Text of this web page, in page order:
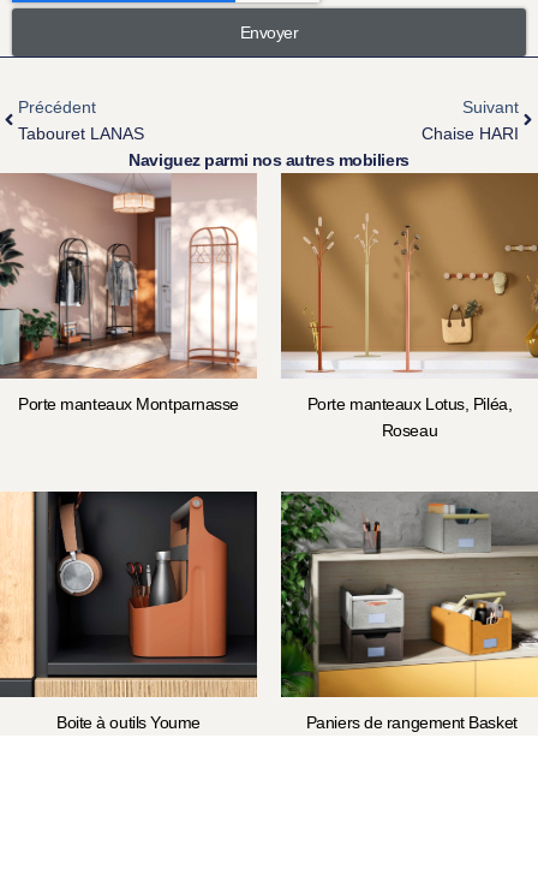
Envoyer
Précédent
Tabouret LANAS
Suivant
Chaise HARI
Naviguez parmi nos autres mobiliers
Porte manteaux Montparnasse
Porte manteaux Lotus, Piléa,
Roseau
Boite à outils Youme Paniers de rangement Basket